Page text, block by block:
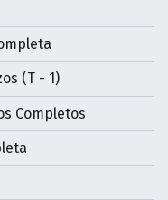
(T - 1)
Completos